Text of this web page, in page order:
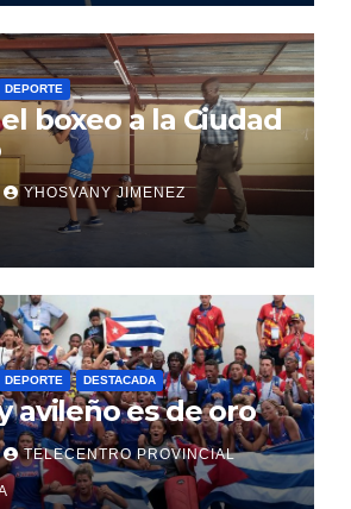
DEPORTE
boxeo a la Ciudad
YHOSVANY JIMENEZ
DEPORTE DESTACADA
avileño es de oro
TELECENTRO PROVINCIAL